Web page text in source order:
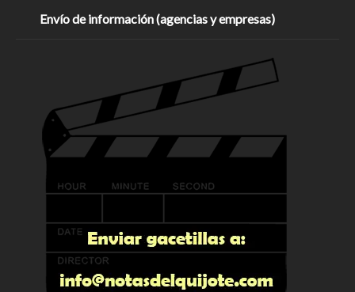
Envío de información (agencias y empresas)